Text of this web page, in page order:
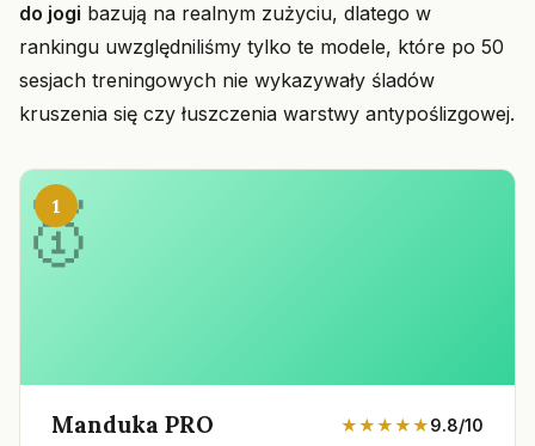
do jogi bazują na realnym zużyciu, dlatego w
rankingu uwzględniliśmy tylko te modele, które po 50
sesjach treningowych nie wykazywały śladów
kruszenia się czy łuszczenia warstwy antypoślizgowej.
1
Manduka PRO ★★★★★9.8/10